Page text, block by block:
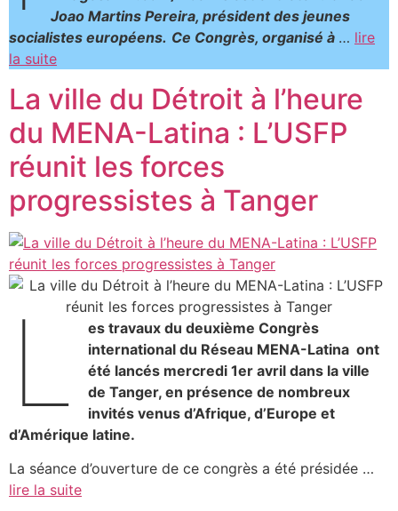
Joao Martins Pereira, président des jeunes
socialistes européens. Ce Congrès, organisé à … lire
la suite
La ville du Détroit à l’heure
du MENA-Latina : L’USFP
réunit les forces
progressistes à Tanger
L
es travaux du deuxième Congrès
international du Réseau MENA-Latina ont
été lancés mercredi 1er avril dans la ville
de Tanger, en présence de nombreux
invités venus d’Afrique, d’Europe et
d’Amérique latine.
La séance d’ouverture de ce congrès a été présidée …
lire la suite